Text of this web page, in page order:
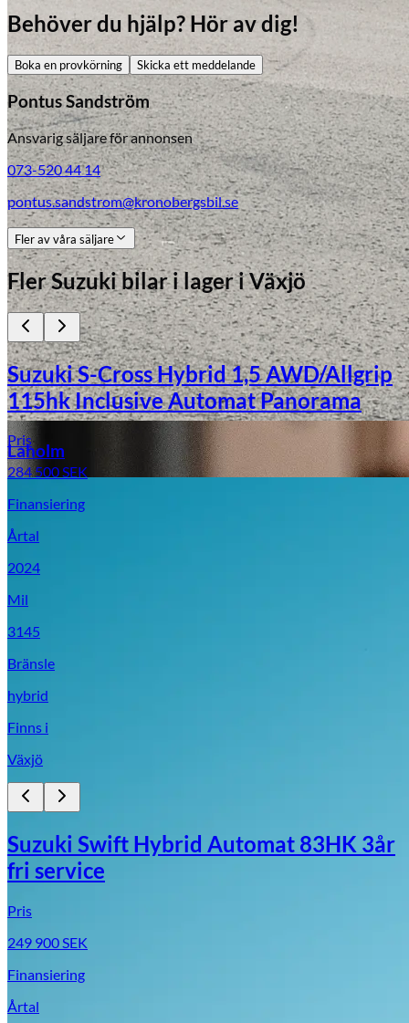
Laholm
Behöver du hjälp? Hör av dig!
Boka en provkörning Skicka ett meddelande
Pontus Sandström
Ansvarig säljare för annonsen
073-520 44 14
pontus.sandstrom@kronobergsbil.se
Fler av våra säljare
FlerSuzukibilar i lageri Växjö
Suzuki S-Cross Hybrid 1,5 AWD/Allgrip
115hk Inclusive Automat Panorama
Pris
284 500SEK
Finansiering
Årtal
2024
Mil
3145
Bränsle
hybrid
Finns i
Växjö
Suzuki Swift Hybrid Automat 83HK 3år
fri service
Pris
249 900SEK
Finansiering
Årtal